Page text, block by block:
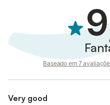
Baseado em 7
Very good